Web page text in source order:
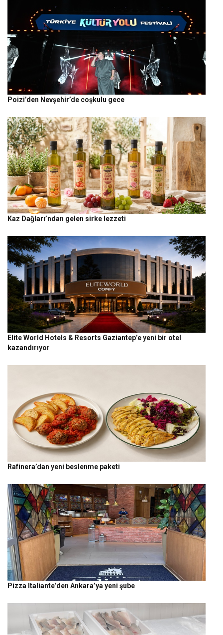
Poizi’den Nevşehir’de coşkulu gece
Kaz Dağları’ndan gelen sirke lezzeti
Elite World Hotels & Resorts Gaziantep’e yeni bir otel
kazandırıyor
Rafinera’dan yeni beslenme paketi
Pizza Italiante’den Ankara’ya yeni şube